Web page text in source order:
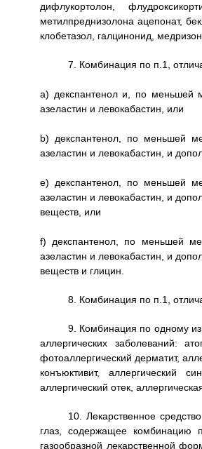
дифлукортолон,
метилпреднизолона ацепонат,
клобетазол, галцинонид,
7. Комбинация по п.1,
a) декспантенол и, по меньшей
азеластин и левокабастин, или
b) декспантенол, по меньшей
азеластин и левокабастин, и
e) декспантенол, по меньшей
азеластин и левокабастин, и
веществ, или
f) декспантенол, по меньшей
азеластин и левокабастин, и
веществ и глицин.
8. Комбинация по п.1,
9. Комбинация по одному
аллергических заболеваний:
фотоаллергический дерматит,
конъюктивит, аллергический
аллергический отек,
10. Лекарственное
глаз, содержащее комбинацию
газообразной лекарственной